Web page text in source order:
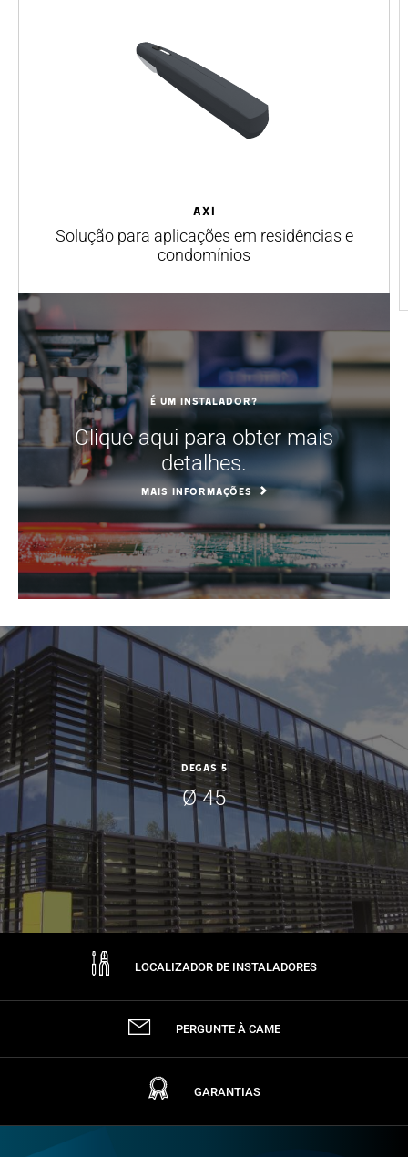
AXI
Solução para aplicações em residências e
condomínios
É um instalador?
Clique aqui para obter mais
detalhes.
MAIS INFORMAÇÕES
DEGAS 5
Ø 45
LOCALIZADOR DE INSTALADORES
PERGUNTE À CAME
GARANTIAS